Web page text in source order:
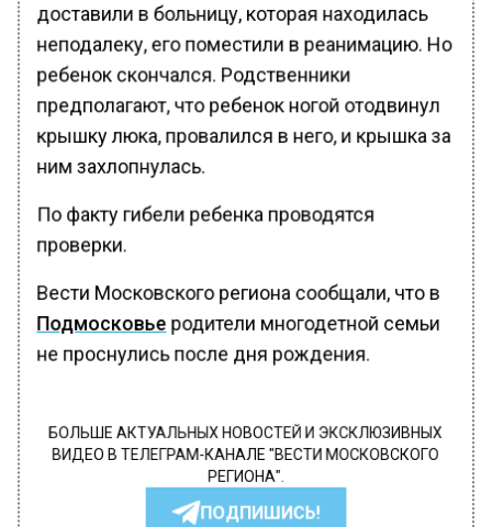
доставили в больницу, которая находилась
неподалеку, его поместили в реанимацию. Но
ребенок скончался. Родственники
предполагают, что ребенок ногой отодвинул
крышку люка, провалился в него, и крышка за
ним захлопнулась.
По факту гибели ребенка проводятся
проверки.
Вести Московского региона сообщали, что в
Подмосковье родители многодетной семьи
не проснулись после дня рождения.
БОЛЬШЕ АКТУАЛЬНЫХ НОВОСТЕЙ И ЭКСКЛЮЗИВНЫХ
ВИДЕО В ТЕЛЕГРАМ-КАНАЛЕ "ВЕСТИ МОСКОВСКОГО
РЕГИОНА".
ПОДПИШИСЬ!